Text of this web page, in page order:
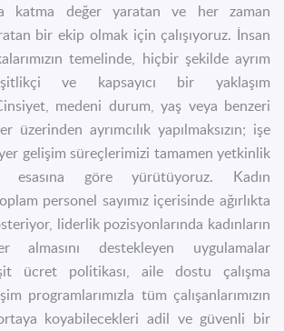
katma değer yaratan ve her zaman
bir ekip olmak için çalışıyoruz. İnsan
temelinde, hiçbir şekilde ayrım
ve kapsayıcı bir yaklaşım
medeni durum, yaş veya benzeri
ayrımcılık yapılmaksızın; işe
gelişim süreçlerimizi tamamen yetkinlik
esasına göre yürütüyoruz. Kadın
personel sayımız içerisinde ağırlıkta
liderlik pozisyonlarında kadınların
destekleyen uygulamalar
ücret politikası, aile dostu çalışma
programlarımızla tüm çalışanlarımızın
koyabilecekleri adil ve güvenli bir